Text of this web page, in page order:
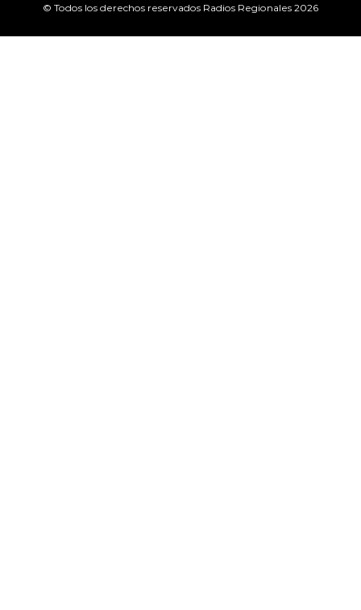
© Todos los derechos reservados Radios Regionales 2026